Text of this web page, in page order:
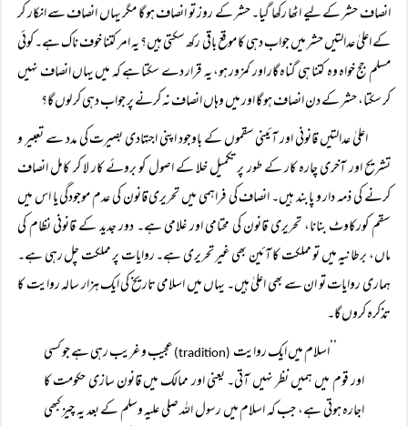
انصاف حشر کے لیے اٹھا رکھا گیا۔ حشر کے روز تو انصاف ہو گا مگر یہاں انصاف سے انکار کر
کے اعلیٰ عدالتیں حشر میں جواب دہی کا موقع باقی رکھ سکتی ہیں؟ یہ امر کتنا خوف ناک ہے۔ کوئی
مسلم جج خواہ وہ کتنا ہی گناہ گار اور کمزور ہو، یہ قرار دے سکتا ہے کہ میں یہاں انصاف نہیں
کر سکتا، حشر کے دن انصاف ہو گا اور میں وہاں انصاف نہ کرنے پر جواب دہی کر لوں گا؟
اعلیٰ عدالتیں قانونی اور آئینی سقموں کے باوجود اپنی اجتہادی بصیرت کی مدد سے تعبیر و
تشریح اور آخری چارہ کار کے طور پر تکمیل خلا کے اصول کو بروئے کار لا کر کامل انصاف
کرنے کی ذمہ دار و پابند ہیں۔ انصاف کی فراہمی میں تحریری قانون کی عدم موجودگی یا اس میں
سقم کورکاوٹ بنانا، تحریری قانون کی محتامی اور غلامی ہے۔ دور جدید کے قانونی نظام کی
ماں، برطانیہ میں تو مملکت کا آئین بھی غیر تحریری ہے۔ روایات پر مملکت چل رہی ہے۔
ہماری روایات تو ان سے بھی اعلیٰ ہیں۔ یہاں میں اسلامی تاریخ کی ایک ہزار سالہ روایت کا
تذکرہ کروں گا۔
’’اسلام میں ایک روایت (tradition)
عجیب و غریب رہی ہے جو کسی
اور قوم میں ہمیں نظر نہیں آتی۔ یعنی اور ممالک میں قانون سازی حکومت کا
اجارہ ہوتی ہے، جب کہ اسلام میں رسول اللہ صلی علیہ وسلم کے بعد یہ چیز کبھی